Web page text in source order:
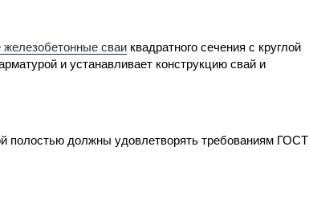
железобетонные сваи квадратного сечения с круглой
и устанавливает конструкцию свай и
полостью должны удовлетворять требованиям ГОСТ